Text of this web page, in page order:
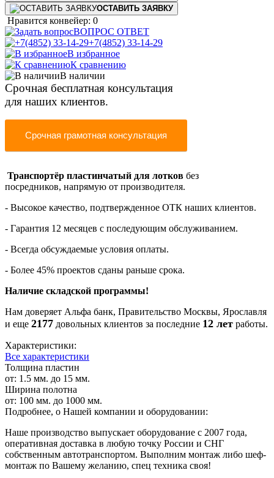
ОСТАВИТЬ ЗАЯВКУ
Нравится конвейер: 0
ВОПРОС ОТВЕТ
+7(4852) 33-14-29
В избранное
К сравнению
В наличии
Срочная бесплатная консультация
для наших клиентов.
Срочная грамотная консультация
Транспортёр пластинчатый для лотков без
посредников, напрямую от производителя.
- Высокое качество, подтвержденное ОТК наших клиентов.
- Гарантия 12 месяцев с последующим обслуживанием.
- Всегда обсуждаемые условия оплаты.
- Более 45% проектов сданы раньше срока.
Наличие складской программы!
Нам доверяет Альфа банк, Правительство Москвы, Ярославля
и еще 2177 довольных клиентов за последние 12 лет работы.
Характеристики:
Все характеристики
Толщина пластин
от: 1.5 мм. до 15 мм.
Ширина полотна
от: 100 мм. до 1000 мм.
Подробнее, о Нашей компании и оборудовании:
Наше производство выпускает оборудование с 2007 года,
оперативная доставка в любую точку России и СНГ
собственным автотранспортом. Выполним монтаж либо шеф-
монтаж по Вашему желанию, спец техника своя!